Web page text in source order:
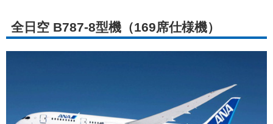
全日空 B787-8型機（169席仕様機）